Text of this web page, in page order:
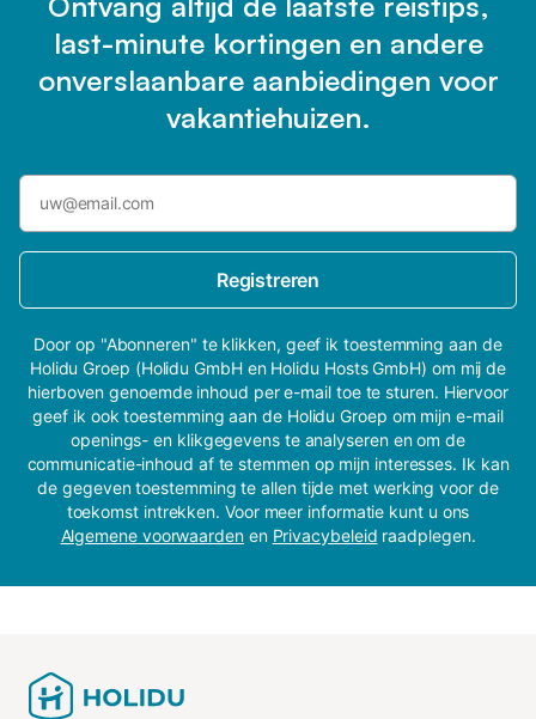
last-minute kortingen en andere
onverslaanbare aanbiedingen voor
vakantiehuizen.
Registreren
Door op "Abonneren" te klikken, geef ik toestemming aan de
Holidu Groep (Holidu GmbH en Holidu Hosts GmbH) om mij de
hierboven genoemde inhoud per e-mail toe te sturen. Hiervoor
geef ik ook toestemming aan de Holidu Groep om mijn e-mail
openings- en klikgegevens te analyseren en om de
communicatie-inhoud af te stemmen op mijn interesses. Ik kan
de gegeven toestemming te allen tijde met werking voor de
toekomst intrekken. Voor meer informatie kunt u ons
Algemene voorwaardenen Privacybeleid raadplegen.